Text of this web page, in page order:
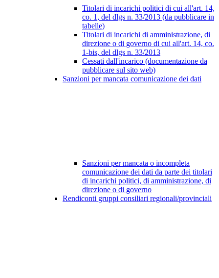
Titolari di incarichi politici di cui all'art. 14,
co. 1, del dlgs n. 33/2013 (da pubblicare in
tabelle)
Titolari di incarichi di amministrazione, di
direzione o di governo di cui all'art. 14, co.
1-bis, del dlgs n. 33/2013
Cessati dall'incarico (documentazione da
pubblicare sul sito web)
Sanzioni per mancata comunicazione dei dati
Sanzioni per mancata o incompleta
comunicazione dei dati da parte dei titolari
di incarichi politici, di amministrazione, di
direzione o di governo
Rendiconti gruppi consiliari regionali/provinciali